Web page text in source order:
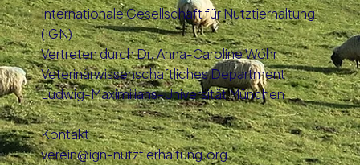
Internationale Gesellschaft für Nutztierhaltung
(IGN)
Vertreten durch Dr. Anna-Caroline Wöhr
Veterinärwissenschaftliches Department
Ludwig-Maximilians-Universität München
Kontakt
verein@ign-nutztierhaltung.org